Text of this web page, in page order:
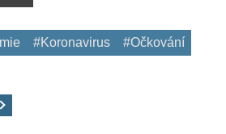
#Koronavirus #Očkování